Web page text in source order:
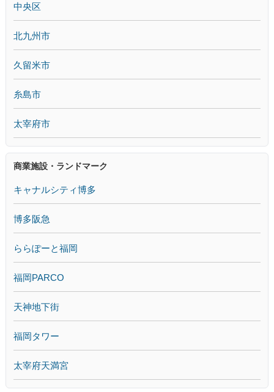
中央区
北九州市
久留米市
糸島市
太宰府市
商業施設・ランドマーク
キャナルシティ博多
博多阪急
ららぽーと福岡
福岡PARCO
天神地下街
福岡タワー
太宰府天満宮